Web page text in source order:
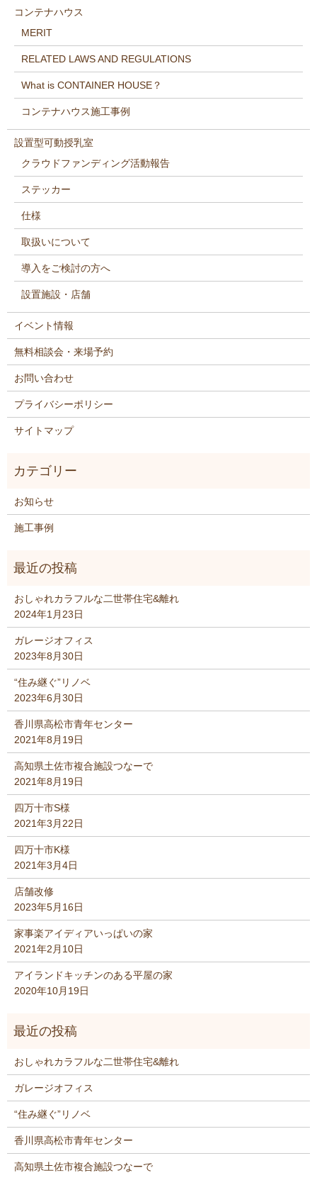
コンテナハウス
MERIT
RELATED LAWS AND REGULATIONS
What is CONTAINER HOUSE？
コンテナハウス施工事例
設置型可動授乳室
クラウドファンディング活動報告
ステッカー
仕様
取扱いについて
導入をご検討の方へ
設置施設・店舗
イベント情報
無料相談会・来場予約
お問い合わせ
プライバシーポリシー
サイトマップ
お知らせ
施工事例
おしゃれカラフルな二世帯住宅&離れ
2024年1月23日
ガレージオフィス
2023年8月30日
“住み継ぐ”リノベ
2023年6月30日
香川県高松市青年センター
2021年8月19日
高知県土佐市複合施設つなーで
2021年8月19日
四万十市S様
2021年3月22日
四万十市K様
2021年3月4日
店舗改修
2023年5月16日
家事楽アイディアいっぱいの家
2021年2月10日
アイランドキッチンのある平屋の家
2020年10月19日
おしゃれカラフルな二世帯住宅&離れ
ガレージオフィス
“住み継ぐ”リノベ
香川県高松市青年センター
高知県土佐市複合施設つなーで